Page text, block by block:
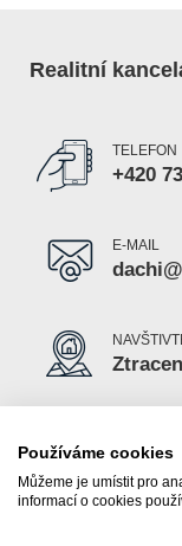
Realitní
TELEFON
+420
E-MAIL
Používáme cookies
Můžeme je umístit pro
informací o cookies